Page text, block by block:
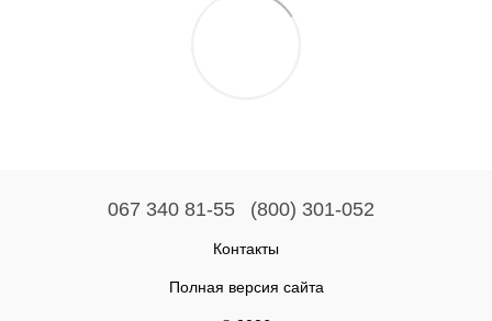
067 340 81-55 (800) 301-052
Контакты
Полная версия сайта